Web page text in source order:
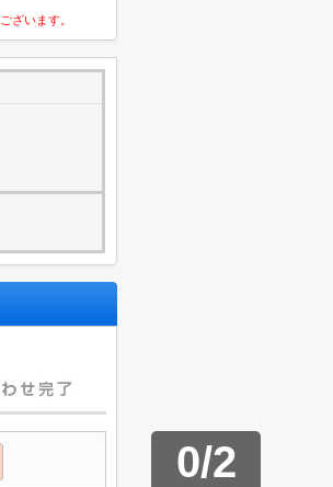
ざいます。
0/2